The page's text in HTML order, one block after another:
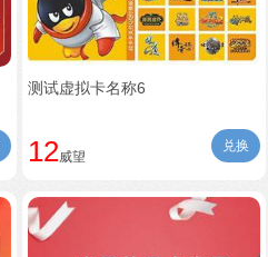
测试虚拟卡名称6
兑换
12威望